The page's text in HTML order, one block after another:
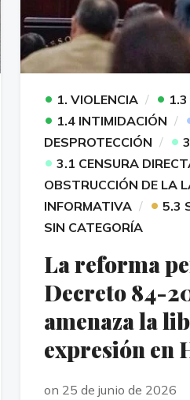
• 1. VIOLENCIA •
• 1.4 INTIMIDACIÓN
DESPROTECCIÓN
•
• 3.1 CENSURA
OBSTRUCCIÓN DE LA
INFORMATIVA
• 5.3
SIN CATEGORÍA
La reforma
Decreto 84-
amenaza la
expresión en
on 25 de junio de 2026